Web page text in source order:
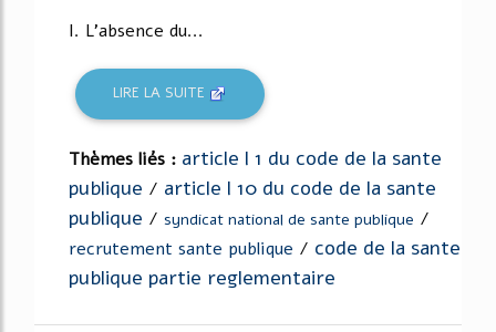
I. L'absence du...
LIRE LA SUITE
Thèmes liés : article l 1 du code de la sante
publique / article l 10 du code de la sante
publique / syndicat national de sante publique /
recrutement sante publique / code de la sante
publique partie reglementaire